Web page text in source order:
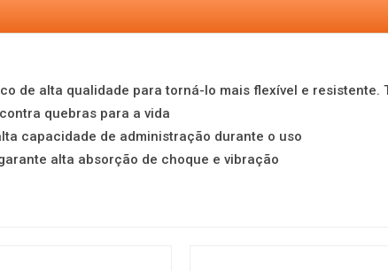
de alta qualidade para torná-lo mais flexível e
quebras para a vida
capacidade de administração durante o uso
alta absorção de choque e vibração